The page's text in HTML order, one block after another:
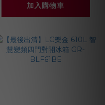
加入購物車